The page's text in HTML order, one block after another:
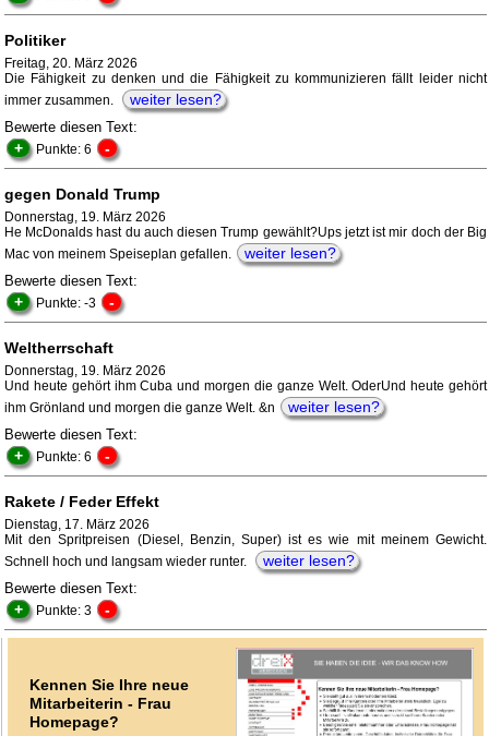
Politiker
Freitag, 20. März 2026
Die Fähigkeit zu denken und die Fähigkeit zu kommunizieren fällt leider nicht
immer zusammen.
weiter lesen?
Bewerte diesen Text:
+ Punkte: 6 -
gegen Donald Trump
Donnerstag, 19. März 2026
He McDonalds hast du auch diesen Trump gewählt?Ups jetzt ist mir doch der Big
Mac von meinem Speiseplan gefallen.
weiter lesen?
Bewerte diesen Text:
+ Punkte: -3 -
Weltherrschaft
Donnerstag, 19. März 2026
Und heute gehört ihm Cuba und morgen die ganze Welt. OderUnd heute gehört
ihm Grönland und morgen die ganze Welt. &n
weiter lesen?
Bewerte diesen Text:
+ Punkte: 6 -
Rakete / Feder Effekt
Dienstag, 17. März 2026
Mit den Spritpreisen (Diesel, Benzin, Super) ist es wie mit meinem Gewicht.
Schnell hoch und langsam wieder runter.
weiter lesen?
Bewerte diesen Text:
+ Punkte: 3 -
Kennen Sie Ihre neue
Mitarbeiterin - Frau
Homepage?